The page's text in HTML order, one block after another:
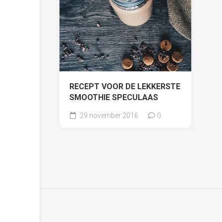
RECEPT VOOR DE LEKKERSTE
SMOOTHIE SPECULAAS
29 november 2016 0